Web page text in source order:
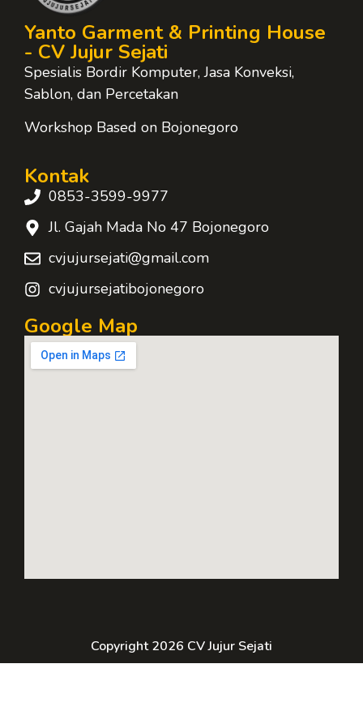
Yanto Garment & Printing House
- CV Jujur Sejati
Spesialis Bordir Komputer, Jasa Konveksi,
Sablon, dan Percetakan
Workshop Based on Bojonegoro
Kontak
0853-3599-9977
Jl. Gajah Mada No 47 Bojonegoro
cvjujursejati@gmail.com
cvjujursejatibojonegoro
Google Map
Copyright 2026 CV Jujur Sejati